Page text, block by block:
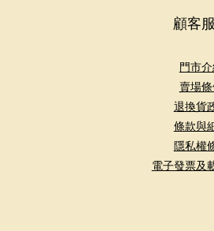
顧客
門市
賣場
退換貨
條款與
隱私權
電子發票及